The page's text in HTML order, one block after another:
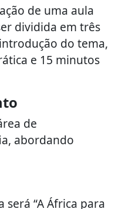
de uma aula
dividida em três
do tema,
e 15 minutos
de
abordando
“A África para